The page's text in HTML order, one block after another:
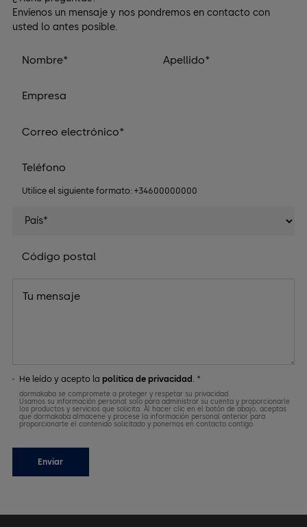
Envíenos un mensaje y nos pondremos en contacto con
usted lo antes posible.
Utilice el siguiente formato: +34600000000
He leído y acepto la política de privacidad . *
dormakaba se compromete a proteger y respetar su privacidad.
Usamos su información personal solo para administrar su cuenta y proporcionarle
los productos y servicios que solicita. Al hacer clic en el botón de abajo, aceptas
que dormakaba almacene y procese la información personal anterior para
proporcionarte el contenido solicitado y ponernos en contacto contigo.